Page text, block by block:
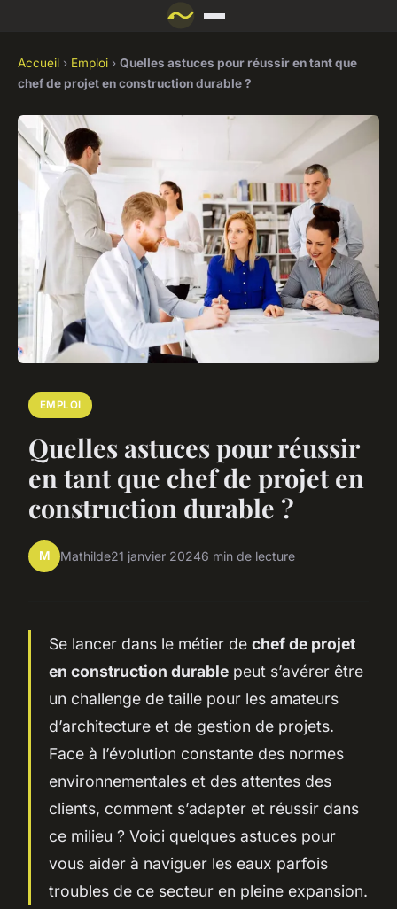
Accueil › Emploi › Quelles astuces pour réussir en tant que
chef de projet en construction durable ?
EMPLOI
Quelles astuces pour réussir
en tant que chef de projet en
construction durable ?
M Mathilde21 janvier 20246 min de lecture
Se lancer dans le métier de chef de projet
en construction durable peut s’avérer être
un challenge de taille pour les amateurs
d’architecture et de gestion de projets.
Face à l’évolution constante des normes
environnementales et des attentes des
clients, comment s’adapter et réussir dans
ce milieu ? Voici quelques astuces pour
vous aider à naviguer les eaux parfois
troubles de ce secteur en pleine expansion.